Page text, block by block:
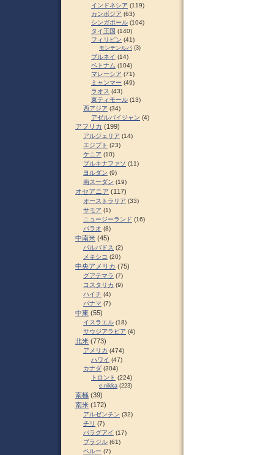
インドネシア (119)
カンボジア (63)
シンガポール (104)
タイ王国 (140)
フィリピン (41)
モンテンルパ (3)
ブルネイ (14)
ベトナム (104)
マレーシア (71)
ミャンマー (49)
ラオス (43)
東ティモール (13)
西アジア (34)
アゼルバイジャン (4)
アフリカ (199)
アルジェリア (14)
エジプト (23)
ケニア (10)
ブルキナファソ (11)
ヨルダン (9)
南スーダン (19)
オセアニア (117)
オーストラリア (33)
サモア (1)
ニュージーランド (16)
パラオ (8)
中南米 (45)
バルバドス (2)
メキシコ (20)
中央アメリカ (75)
グアテマラ (7)
コスタリカ (9)
ハイチ (4)
パナマ (7)
中東 (55)
イスラエル (18)
サウジアラビア (4)
北米 (773)
アメリカ (474)
ハワイ (47)
カナダ (304)
トロント (224)
e-nikka (223)
南極 (39)
南米 (172)
アルゼンチン (32)
チリ (7)
パラグアイ (17)
ブラジル (61)
ペルー (7)